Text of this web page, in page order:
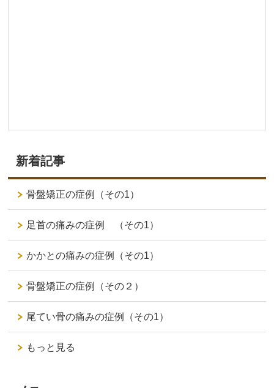
新着記事
骨盤矯正の症例（その1）
足首の痛みの症例 （その1）
かかとの痛みの症例（その1）
骨盤矯正の症例（その２）
尾てい骨の痛みの症例（その1）
もっと見る